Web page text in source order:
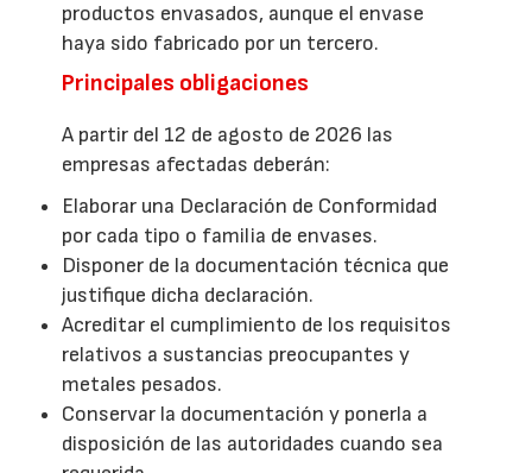
productos envasados, aunque el envase
haya sido fabricado por un tercero.
Principales obligaciones
A partir del 12 de agosto de 2026 las
empresas afectadas deberán:
Elaborar una Declaración de Conformidad
por cada tipo o familia de envases.
Disponer de la documentación técnica que
justifique dicha declaración.
Acreditar el cumplimiento de los requisitos
relativos a sustancias preocupantes y
metales pesados.
Conservar la documentación y ponerla a
disposición de las autoridades cuando sea